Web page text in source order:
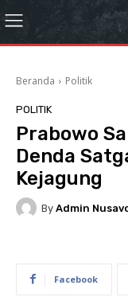
Beranda Politik
POLITIK
Prabowo
Denda
Kejagung
By Admin
Facebook